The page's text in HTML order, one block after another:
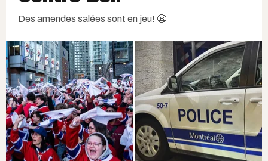
Des amendes salées sont en jeu! 😬